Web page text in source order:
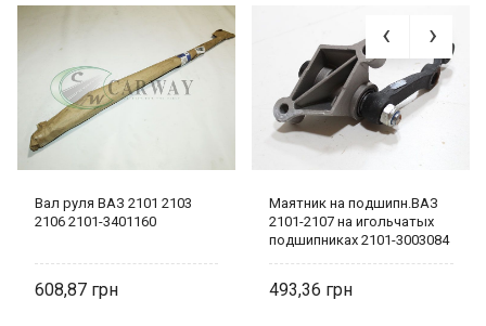
Вал руля ВАЗ 2101 2103
2106 2101-3401160
608,87
Маятник на подшипн.ВАЗ
2101-2107 на игольчатых
подшипниках 2101-3003084
493,36